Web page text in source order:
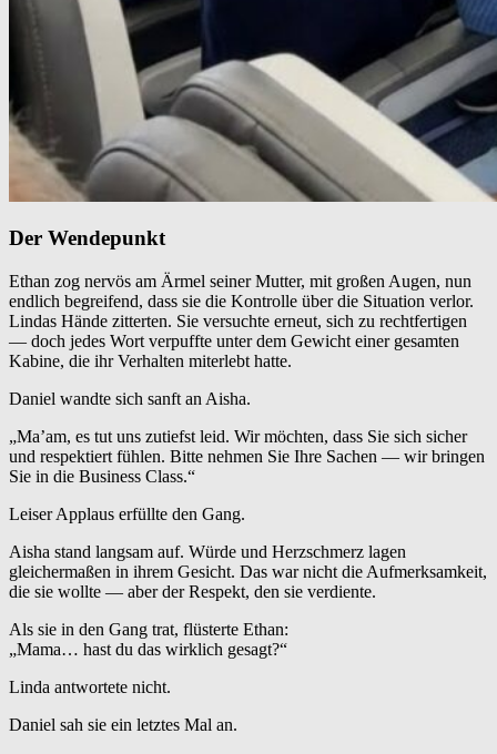
Der Wendepunkt
Ethan zog nervös am Ärmel seiner Mutter, mit großen Augen, nun
endlich begreifend, dass sie die Kontrolle über die Situation verlor.
Lindas Hände zitterten. Sie versuchte erneut, sich zu rechtfertigen
— doch jedes Wort verpuffte unter dem Gewicht einer gesamten
Kabine, die ihr Verhalten miterlebt hatte.
Daniel wandte sich sanft an Aisha.
„Ma’am, es tut uns zutiefst leid. Wir möchten, dass Sie sich sicher
und respektiert fühlen. Bitte nehmen Sie Ihre Sachen — wir bringen
Sie in die Business Class.“
Leiser Applaus erfüllte den Gang.
Aisha stand langsam auf. Würde und Herzschmerz lagen
gleichermaßen in ihrem Gesicht. Das war nicht die Aufmerksamkeit,
die sie wollte — aber der Respekt, den sie verdiente.
Als sie in den Gang trat, flüsterte Ethan:
„Mama… hast du das wirklich gesagt?“
Linda antwortete nicht.
Daniel sah sie ein letztes Mal an.